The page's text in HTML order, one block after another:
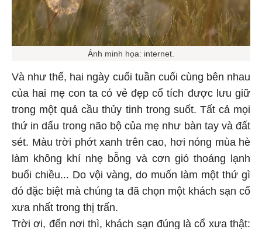
Ảnh minh họa: internet.
Và như thế, hai ngày cuối tuần cuối cùng bên nhau
của hai mẹ con ta có vẻ đẹp cổ tích được lưu giữ
trong một quả cầu thủy tinh trong suốt. Tất cả mọi
thứ in dấu trong não bộ của mẹ như bàn tay và đất
sét. Màu trời phớt xanh trên cao, hơi nóng mùa hè
làm không khí nhẹ bỗng và cơn gió thoáng lạnh
buổi chiều... Do vội vàng, do muốn làm một thứ gì
đó đặc biệt mà chúng ta đã chọn một khách sạn cổ
xưa nhất trong thị trấn.
Trời ơi, đến nơi thì, khách sạn đúng là cổ xưa thật: